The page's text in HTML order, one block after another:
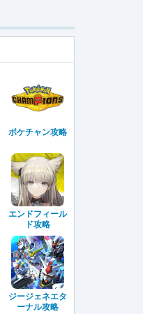
ポケチャン攻略
エンドフィール
ド攻略
ジージェネエタ
ーナル攻略